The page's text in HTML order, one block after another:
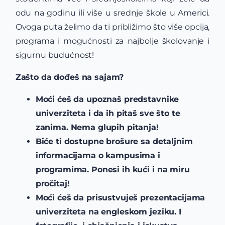
odu na godinu ili više u srednje škole u Americi.
Ovoga puta želimo da ti približimo što više opcija,
programa i mogućnosti za najbolje školovanje i
sigurnu budućnost!
Zašto da dođeš na sajam?
Moći ćeš da upoznaš predstavnike
univerziteta i da ih pitaš sve što te
zanima. Nema glupih pitanja!
Biće ti dostupne brošure sa detaljnim
informacijama o kampusima i
programima. Ponesi ih kući i na miru
pročitaj!
Moći ćeš da prisustvuješ prezentacijama
univerziteta na engleskom jeziku. I